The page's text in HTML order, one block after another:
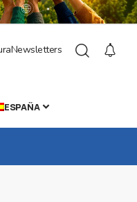
Newsletters
ESPAÑA